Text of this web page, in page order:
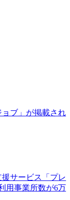
ブ」が掲載され
サービス「プレ
用事業所数が6万